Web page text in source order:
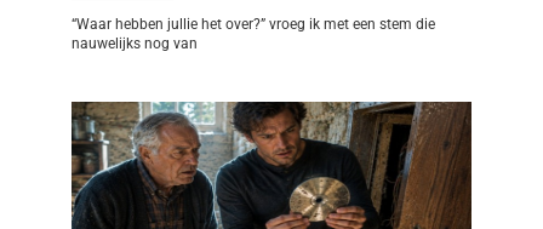
“Waar hebben jullie het over?” vroeg ik met een stem die
nauwelijks nog van